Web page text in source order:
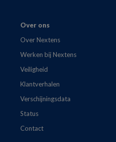
Over ons
Over Nextens
Werken bij Nextens
Veiligheid
Klantverhalen
Verschijningsdata
Status
Contact